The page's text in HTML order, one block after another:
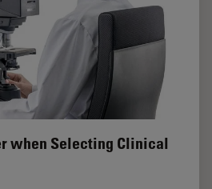
when Selecting Clinical